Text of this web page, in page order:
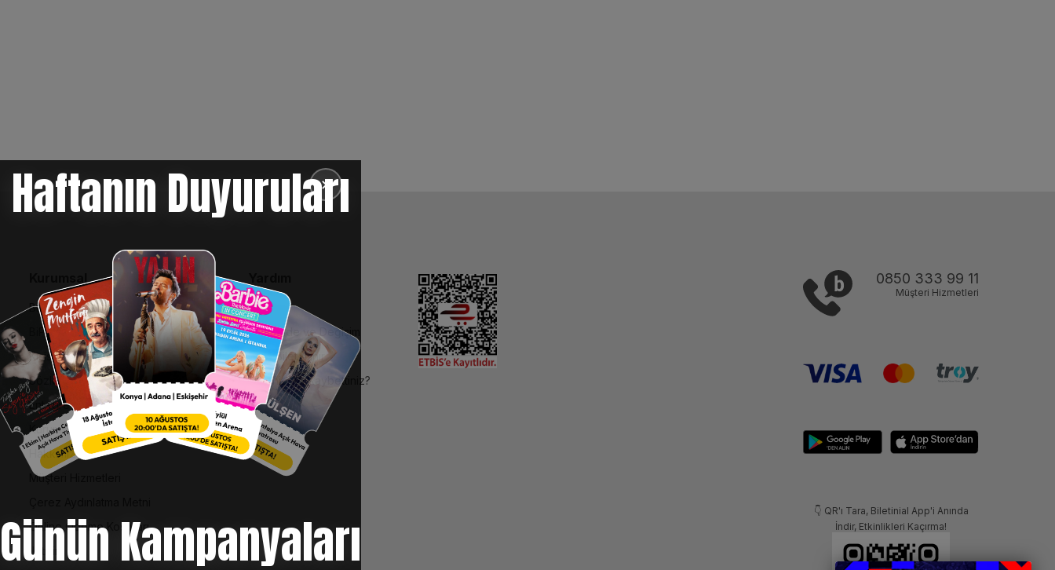
✕
Haftanın Duyuruları
Günün Kampanyaları
Kurumsal
Bilgi Toplumu Hizmetleri
BiPuan Kurallar & Koşullar
Kişisel Verilerin Korunması
Sözleşme ve Politikalar
Entegre Yönetim Sistemi Politikası
Kurumsal Kimlik
Hakkımızda
Müşteri Hizmetleri
Online Ödeme Koşulları
İletişim
SSS
İptal, İade ve Değişim
Nasıl Bilet Alınır
Biletinizi Mi Kaybettiniz?
0850 333 99 11
Müşteri Hizmetleri
👇 QR'ı Tara, Biletinial App'i Anında
İndir, Etkinlikleri Kaçırma!